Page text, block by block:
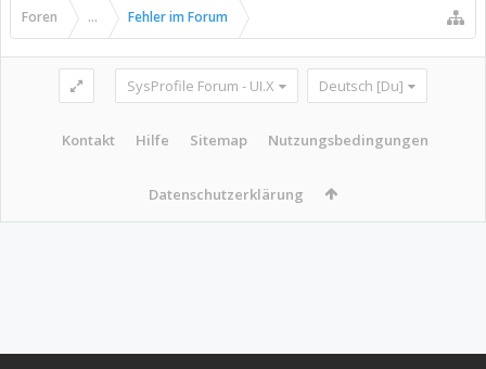
Foren ... Fehler im Forum
SysProfile Forum - UI.X Deutsch [Du]
Kontakt Hilfe Sitemap Nutzungsbedingungen
Datenschutzerklärung